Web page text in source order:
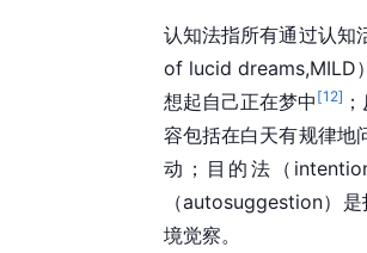
认知法指所有通过认
of lucid dreams,MILD
想起自己正在梦中 [12]
容包括在白天有规律地
动；目的法（
（autosuggestion）
境觉察。